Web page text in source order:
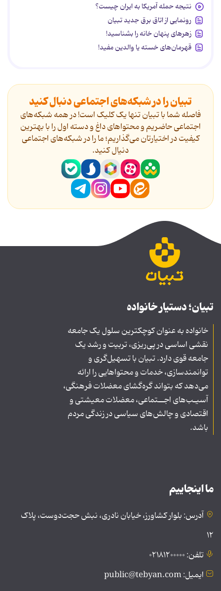
نتیجه حمله آمریکا به ایران چیست؟
رونمایی از اتاق برق جدید تبیان
زهرهای پنهان خانه را بشناسید!
قهرمان‌های خسته یا والدین مفید!
تبیان را در شبکه‌های اجتماعی دنبال کنید
فاصله شما با تبیان تنها یک کلیک است! در همه شبکه‌های
اجتماعی حاضریم و محتواهای داغ و دسته اول را با بهترین
کیفیت در اختیارتان می‌گذاریم؛ ما را در شبکه‌های اجتماعی
دنیال کنید.
تبیان؛ دستیار خانواده
خانواده به عنوان کوچکترین سلول یک جامعه
نقشی اساسی در پی‌ریزی، تربیت و رشد یک
جامعه قوی دارد. تبیان با تسهیل‌گری و
توانمندسازی، خدمات و محتواهایی را ارائه
می‌دهد که بتواند گره‌گشای معضلات فرهنگی،
آسیـب‌های اجــتماعی، معضلات معیشتی و
اقتصادی و چالش‌های سیاسی در زندگی مردم
باشد.
ما اینجاییم
آدرس: بلوار کشاورز، خیابان نادری، نبش حجت‌دوست، پلاک
۱۲
تلفن: ۰۲۱۸۱۲۰۰۰۰۰
ایمیل: public@tebyan.com